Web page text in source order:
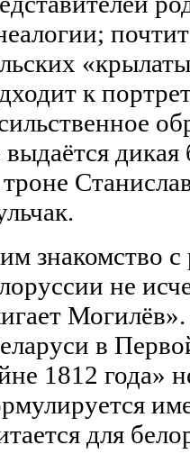
к
знакомство
не
в
1812 года»
для